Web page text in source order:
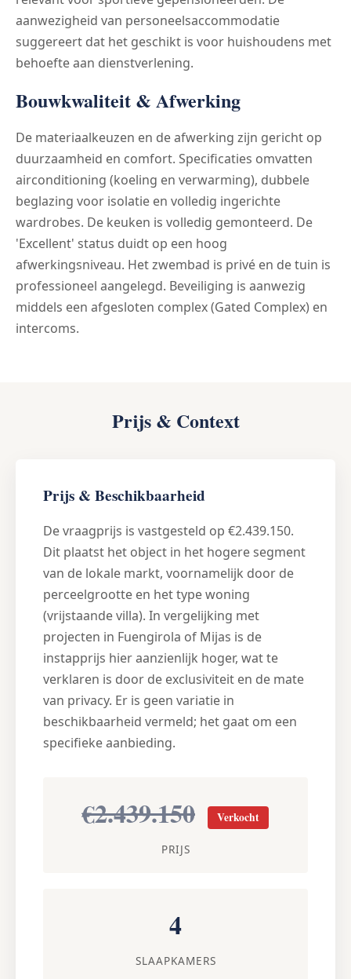
aanwezigheid van personeelsaccommodatie
suggereert dat het geschikt is voor huishoudens met
behoefte aan dienstverlening.
Bouwkwaliteit & Afwerking
De materiaalkeuzen en de afwerking zijn gericht op
duurzaamheid en comfort. Specificaties omvatten
airconditioning (koeling en verwarming), dubbele
beglazing voor isolatie en volledig ingerichte
wardrobes. De keuken is volledig gemonteerd. De
'Excellent' status duidt op een hoog
afwerkingsniveau. Het zwembad is privé en de tuin is
professioneel aangelegd. Beveiliging is aanwezig
middels een afgesloten complex (Gated Complex) en
intercoms.
Prijs & Context
Prijs & Beschikbaarheid
De vraagprijs is vastgesteld op €2.439.150.
Dit plaatst het object in het hogere segment
van de lokale markt, voornamelijk door de
perceelgrootte en het type woning
(vrijstaande villa). In vergelijking met
projecten in Fuengirola of Mijas is de
instapprijs hier aanzienlijk hoger, wat te
verklaren is door de exclusiviteit en de mate
van privacy. Er is geen variatie in
beschikbaarheid vermeld; het gaat om een
specifieke aanbieding.
€2.439.150 Verkocht
PRIJS
4
SLAAPKAMERS